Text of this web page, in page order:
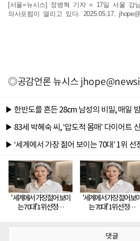
[서울=뉴시스] 정병혁 기자 = 17일 서울 강
의사포럼이 열리고 있다. 2025.05.17.
◎공감언론 뉴시스
댓글